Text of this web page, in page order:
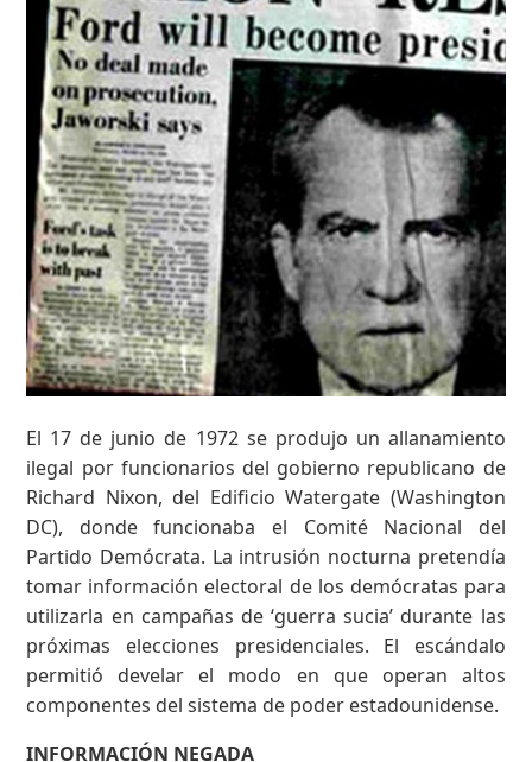
El 17 de junio de 1972 se produjo un allanamiento
ilegal por funcionarios del gobierno republicano de
Richard Nixon, del Edificio Watergate (Washington
DC), donde funcionaba el Comité Nacional del
Partido Demócrata. La intrusión nocturna pretendía
tomar información electoral de los demócratas para
utilizarla en campañas de ‘guerra sucia’ durante las
próximas elecciones presidenciales. El escándalo
permitió develar el modo en que operan altos
componentes del sistema de poder estadounidense.
INFORMACIÓN NEGADA